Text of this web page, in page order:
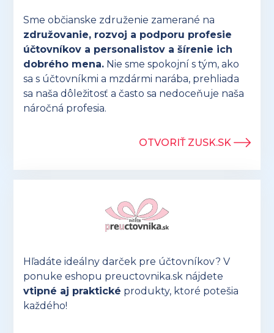
Sme občianske združenie zamerané na
združovanie, rozvoj a podporu profesie
účtovníkov a personalistov a šírenie ich
dobrého mena. Nie sme spokojní s tým, ako
sa s účtovníkmi a mzdármi narába, prehliada
sa naša dôležitosť a často sa nedoceňuje naša
náročná profesia.
OTVORIŤ ZUSK.SK
Hľadáte ideálny darček pre účtovníkov? V
ponuke eshopu preuctovnika.sk nájdete
vtipné aj praktické produkty, ktoré potešia
každého!